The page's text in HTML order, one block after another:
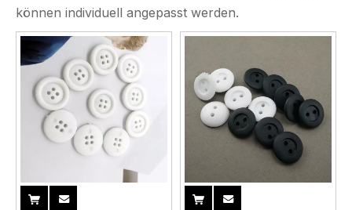
können individuell angepasst werden.